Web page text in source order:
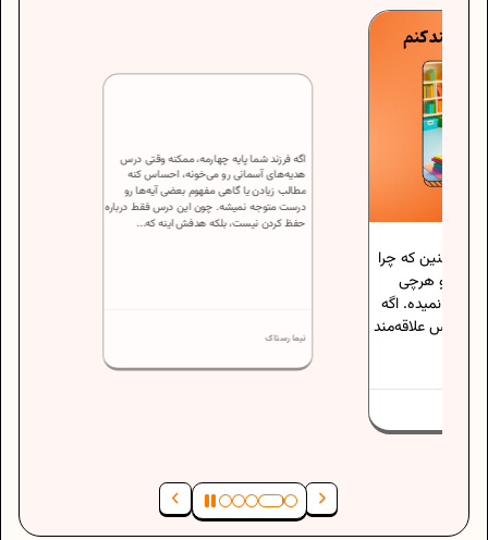
که چرا
و هرچی
نمیده. اگه
علاقه‌مند